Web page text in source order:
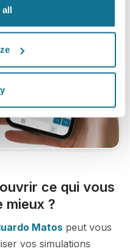
all
ce qui vous
mieux ?
Matos peut vous
vos simulations